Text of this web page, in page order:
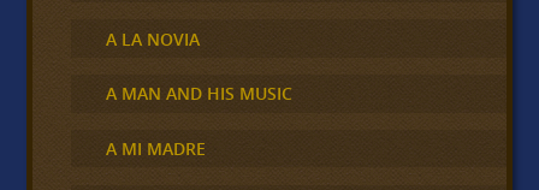
A LA NOVIA
A MAN AND HIS MUSIC
A MI MADRE